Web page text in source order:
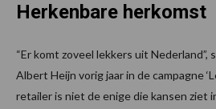
Herkenbare herkomst
“Er komt zoveel lekkers uit
Albert Heijn vorig jaar in de campagne
retailer is niet de enige die kansen ziet